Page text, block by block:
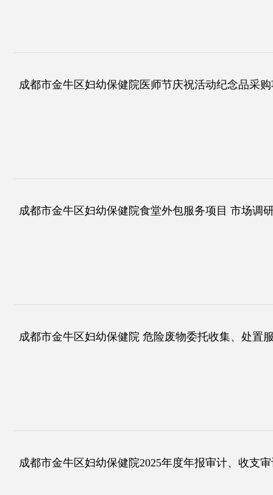
成都市金牛区妇幼保健院医师节庆祝活动纪念品采
成都市金牛区妇幼保健院食堂外包服务项目 市场调
成都市金牛区妇幼保健院 危险废物委托收集、处置
成都市金牛区妇幼保健院2025年度年报审计、收支